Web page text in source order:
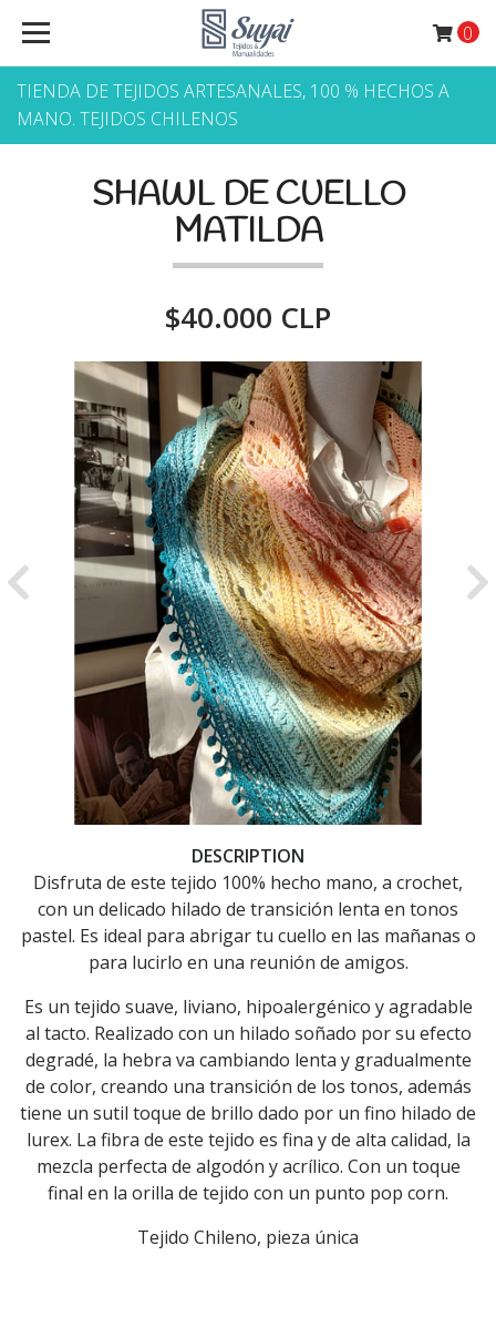
TIENDA DE TEJIDOS ARTESANALES, 100 % HECHOS A
MANO. TEJIDOS CHILENOS
0
SHAWL DE CUELLO
MATILDA
$40.000 CLP
Previous
DESCRIPTION
Disfruta de este tejido 100% hecho mano, a crochet,
con un delicado hilado de transición lenta en tonos
pastel. Es ideal para abrigar tu cuello en las mañanas o
para lucirlo en una reunión de amigos.
Es un tejido suave, liviano, hipoalergénico y agradable
al tacto. Realizado con un hilado soñado por su efecto
degradé, la hebra va cambiando lenta y gradualmente
de color, creando una transición de los tonos, además
tiene un sutil toque de brillo dado por un fino hilado de
lurex. La fibra de este tejido es fina y de alta calidad, la
mezcla perfecta de algodón y acrílico. Con un toque
final en la orilla de tejido con un punto pop corn.
Tejido Chileno, pieza única